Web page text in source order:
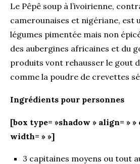
Le Pêpê soup à l’ivoirienne,
camerounaises et nigériane, est
légumes pimentée mais non
des aubergines africaines et du
produits vont rehausser le gout
comme la poudre de crevettes
Ingrédients pour personnes
[box type= »shadow » align= » »
width= » »]
3 capitaines moyens ou tout